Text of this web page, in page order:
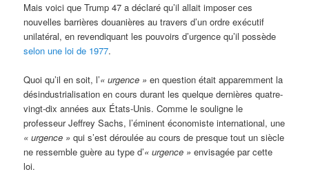
Mais voici que Trump 47 a déclaré qu’il allait imposer ces
nouvelles barrières douanières au travers d’un ordre exécutif
unilatéral, en revendiquant les pouvoirs d’urgence qu’il possède
selon une loi de 1977.
Quoi qu’il en soit, l’« urgence » en question était apparemment la
désindustrialisation en cours durant les quelque dernières quatre-
vingt-dix années aux États-Unis. Comme le souligne le
professeur Jeffrey Sachs, l’éminent économiste international, une
« urgence » qui s’est déroulée au cours de presque tout un siècle
ne ressemble guère au type d’« urgence » envisagée par cette
loi.